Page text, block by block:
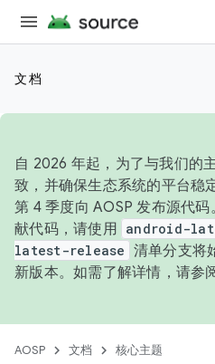
文档
自 2026 年起，为了与我们的
致，并确保生态系统的平台稳
第 4 季度向 AOSP 发布源代
献代码，请使用 android-
latest-release 清单分支将
新版本。如需了解详情，请参
AOSP 文档 核心主题